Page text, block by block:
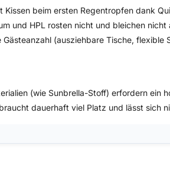
Kissen beim ersten Regentropfen dank
und HPL rosten nicht und bleichen nicht
(ausziehbare Tische, flexible
(wie Sunbrella-Stoff) erfordern ein
dauerhaft viel Platz und lässt sich